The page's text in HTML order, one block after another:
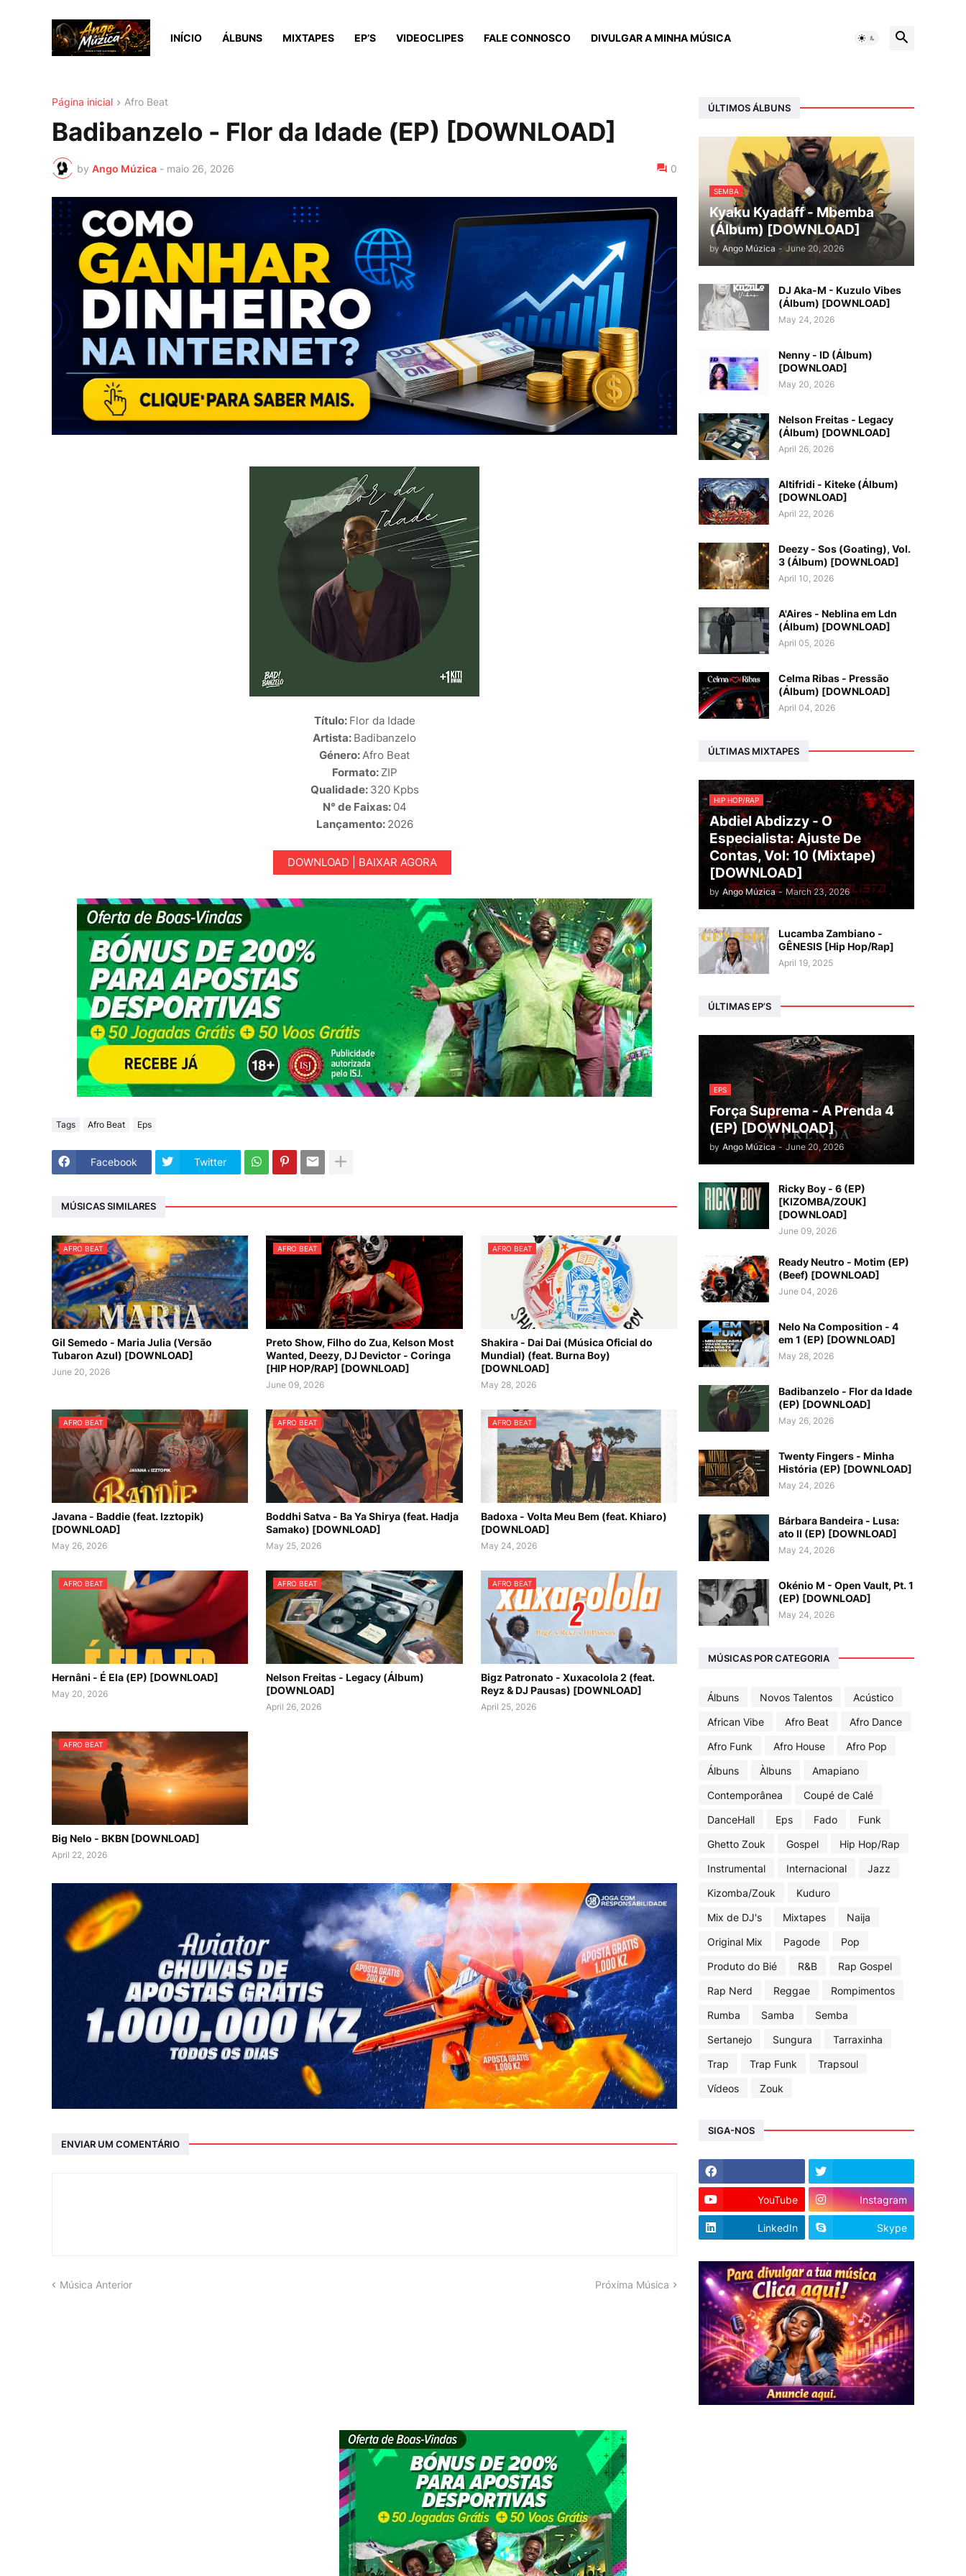
INÍCIO ÁLBUNS MIXTAPES EP’S VIDEOCLIPES FALE CONNOSCO DIVULGAR A MINHA MÚSICA
Página inicial Afro Beat
Badibanzelo - Flor da Idade (EP) [DOWNLOAD]
by Ango Múzica - maio 26, 2026 0
Título: Flor da Idade
Artista: Badibanzelo
Género:Afro Beat
Formato: ZIP
Qualidade: 320 Kpbs
N° de Faixas: 04
Lançamento: 2026
DOWNLOAD | BAIXAR AGORA
Tags Afro Beat Eps
Facebook Twitter
MÚSICAS SIMILARES
AFRO BEAT
Gil Semedo - Maria Julia (Versão
Tubaron Azul) [DOWNLOAD]
June 20, 2026
AFRO BEAT
Preto Show, Filho do Zua, Kelson Most
Wanted, Deezy, DJ Devictor - Coringa
[HIP HOP/RAP] [DOWNLOAD]
June 09, 2026
AFRO BEAT
Shakira - Dai Dai (Música Oficial do
Mundial) (feat. Burna Boy)
[DOWNLOAD]
May 28, 2026
AFRO BEAT
Javana - Baddie (feat. Izztopik)
[DOWNLOAD]
May 26, 2026
AFRO BEAT
Boddhi Satva - Ba Ya Shirya (feat. Hadja
Samako) [DOWNLOAD]
May 25, 2026
AFRO BEAT
Badoxa - Volta Meu Bem (feat. Khiaro)
[DOWNLOAD]
May 24, 2026
AFRO BEAT
Hernâni - É Ela (EP) [DOWNLOAD]
May 20, 2026
AFRO BEAT
Nelson Freitas - Legacy (Álbum)
[DOWNLOAD]
April 26, 2026
AFRO BEAT
Bigz Patronato - Xuxacolola 2 (feat.
Reyz & DJ Pausas) [DOWNLOAD]
April 25, 2026
AFRO BEAT
Big Nelo - BKBN [DOWNLOAD]
April 22, 2026
ENVIAR UM COMENTÁRIO
Música Anterior Próxima Música
ÚLTIMOS ÁLBUNS
SEMBA
Kyaku Kyadaff - Mbemba
(Álbum) [DOWNLOAD]
by Ango Múzica - June 20, 2026
DJ Aka-M - Kuzulo Vibes
(Álbum) [DOWNLOAD]
May 24, 2026
Nenny - ID (Álbum)
[DOWNLOAD]
May 20, 2026
Nelson Freitas - Legacy
(Álbum) [DOWNLOAD]
April 26, 2026
Altifridi - Kiteke (Álbum)
[DOWNLOAD]
April 22, 2026
Deezy - Sos (Goating), Vol.
3 (Álbum) [DOWNLOAD]
April 10, 2026
A'Aires - Neblina em Ldn
(Álbum) [DOWNLOAD]
April 05, 2026
Celma Ribas - Pressão
(Álbum) [DOWNLOAD]
April 04, 2026
ÚLTIMAS MIXTAPES
HIP HOP/RAP
Abdiel Abdizzy - O
Especialista: Ajuste De
Contas, Vol: 10 (Mixtape)
[DOWNLOAD]
by Ango Múzica - March 23, 2026
Lucamba Zambiano -
GÊNESIS [Hip Hop/Rap]
April 19, 2025
ÚLTIMAS EP’S
EPS
Força Suprema - A Prenda 4
(EP) [DOWNLOAD]
by Ango Múzica - June 20, 2026
Ricky Boy - 6 (EP)
[KIZOMBA/ZOUK]
[DOWNLOAD]
June 09, 2026
Ready Neutro - Motim (EP)
(Beef) [DOWNLOAD]
June 04, 2026
Nelo Na Composition - 4
em 1 (EP) [DOWNLOAD]
May 28, 2026
Badibanzelo - Flor da Idade
(EP) [DOWNLOAD]
May 26, 2026
Twenty Fingers - Minha
História (EP) [DOWNLOAD]
May 24, 2026
Bárbara Bandeira - Lusa:
ato II (EP) [DOWNLOAD]
May 24, 2026
Okénio M - Open Vault, Pt. 1
(EP) [DOWNLOAD]
May 24, 2026
MÚSICAS POR CATEGORIA
Álbuns Novos Talentos
Acústico
African Vibe
Afro Beat
Afro Dance
Afro Funk
Afro House
Afro Pop
Álbuns
Àlbuns
Amapiano
Contemporânea
Coupé de Calé
DanceHall
Eps Fado
Funk
Ghetto Zouk
Gospel
Hip Hop/Rap
Instrumental
Internacional
Jazz
Kizomba/Zouk
Kuduro
Mix de DJ's
Mixtapes
Naija
Original Mix
Pagode
Pop
Produto do Bié
R&B
Rap Gospel
Rap Nerd
Reggae
Rompimentos
Rumba
Samba
Semba
Sertanejo
Sungura
Tarraxinha
Trap
Trap Funk
Trapsoul
Vídeos
Zouk
SIGA-NOS
YouTube Instagram
LinkedIn Skype